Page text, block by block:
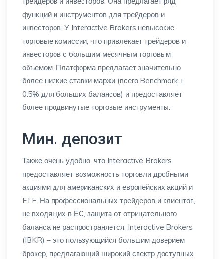
функций и инструментов для трейдеров и
инвесторов. У Interactive Brokers невысокие
торговые комиссии, что привлекает трейдеров и
инвесторов с большим месячным торговым
объемом. Платформа предлагает значительно
более низкие ставки маржи (всего Benchmark +
0.5% для больших балансов) и предоставляет
более продвинутые торговые инструменты.
Мин. депозит
Также очень удобно, что Interactive Brokers
предоставляет возможность торговли дробными
акциями для американских и европейских акций и
ETF. На профессиональных трейдеров и клиентов,
не входящих в ЕС, защита от отрицательного
баланса не распространяется. Interactive Brokers
(IBKR) – это пользующийся большим доверием
брокер, предлагающий широкий спектр доступных